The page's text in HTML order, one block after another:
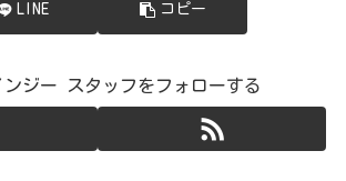
LINE コピー
ンジー スタッフをフォローする